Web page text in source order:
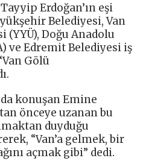
Erdoğan’ın eşi
Belediyesi, Van
(YYÜ), Doğu Anadolu
ve Edremit Belediyesi iş
Gölü
konuşan Emine
önceye uzanan bu
duyduğu
“Van’a gelmek, bir
açmak gibi” dedi.